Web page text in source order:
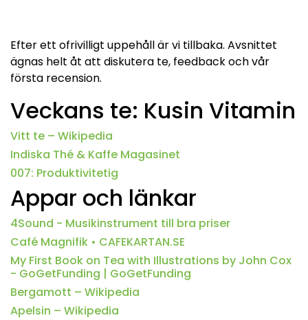
Efter ett ofrivilligt uppehåll är vi tillbaka. Avsnittet
ägnas helt åt att diskutera te, feedback och vår
första recension.
Veckans te: Kusin Vitamin
Vitt te – Wikipedia
Indiska Thé & Kaffe Magasinet
007: Produktivitetig
Appar och länkar
4Sound - Musikinstrument till bra priser
Café Magnifik • CAFEKARTAN.SE
My First Book on Tea with Illustrations by John Cox
- GoGetFunding | GoGetFunding
Bergamott – Wikipedia
Apelsin – Wikipedia